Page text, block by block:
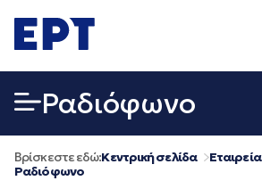
σε
περιεχόμενο
Ραδιόφωνο
Βρίσκεστε εδώ:Κεντρική σελίδα Εταιρεία
Ραδιόφωνο